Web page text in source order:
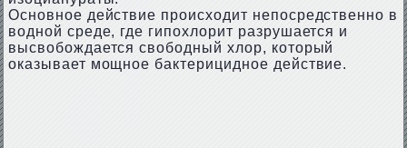
Основное действие происходит непосредственно в
водной среде, где гипохлорит разрушается и
высвобождается свободный хлор, который
оказывает мощное бактерицидное действие.